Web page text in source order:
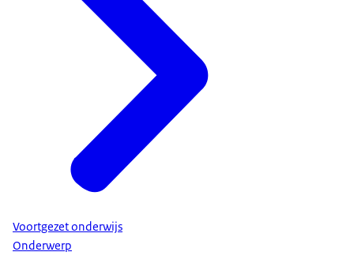
Voortgezet onderwijs
Onderwerp